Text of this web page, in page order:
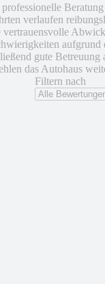
verlaufen
vertrauensvolle
gute Betreuung
das Autohaus
Filtern nach